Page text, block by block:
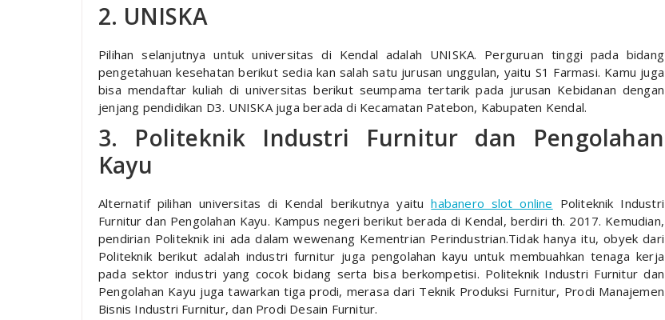
2. UNISKA
Pilihan selanjutnya untuk universitas di Kendal adalah UNISKA. Perguruan tinggi pada bidang
pengetahuan kesehatan berikut sedia kan salah satu jurusan unggulan, yaitu S1 Farmasi. Kamu juga
bisa mendaftar kuliah di universitas berikut seumpama tertarik pada jurusan Kebidanan dengan
jenjang pendidikan D3. UNISKA juga berada di Kecamatan Patebon, Kabupaten Kendal.
3. Politeknik Industri Furnitur dan Pengolahan
Kayu
Alternatif pilihan universitas di Kendal berikutnya yaituhabanero slot online Politeknik Industri
Furnitur dan Pengolahan Kayu. Kampus negeri berikut berada di Kendal, berdiri th. 2017. Kemudian,
pendirian Politeknik ini ada dalam wewenang Kementrian Perindustrian.Tidak hanya itu, obyek dari
Politeknik berikut adalah industri furnitur juga pengolahan kayu untuk membuahkan tenaga kerja
pada sektor industri yang cocok bidang serta bisa berkompetisi. Politeknik Industri Furnitur dan
Pengolahan Kayu juga tawarkan tiga prodi, merasa dari Teknik Produksi Furnitur, Prodi Manajemen
Bisnis Industri Furnitur, dan Prodi Desain Furnitur.